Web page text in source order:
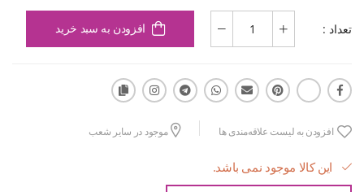
تعداد : افزودن به سبد خرید
افزودن به لیست علاقه‌مندی ها موجود در سایر شعب
این کالا موجود نمی باشد.